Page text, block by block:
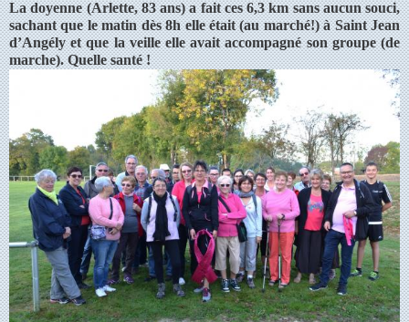
La doyenne (Arlette, 83 ans) a fait ces 6,3 km sans aucun souci,
sachant que le matin dès 8h elle était (au marché!) à Saint Jean
d’Angély et que la veille elle avait accompagné son groupe (de
marche). Quelle santé !